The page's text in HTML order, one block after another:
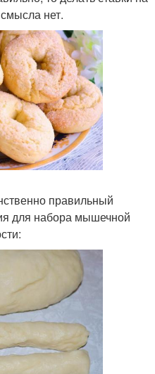
нет.
правильный
для набора мышечной